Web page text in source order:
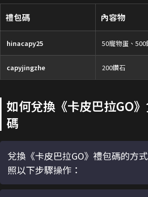
禮包碼 內容物
hinacapy25 50寵物蛋、500
capyjingzhe 200鑽石
如何兌換《卡皮巴拉GO
碼
兌換《卡皮巴拉GO》禮包碼的方
照以下步驟操作：